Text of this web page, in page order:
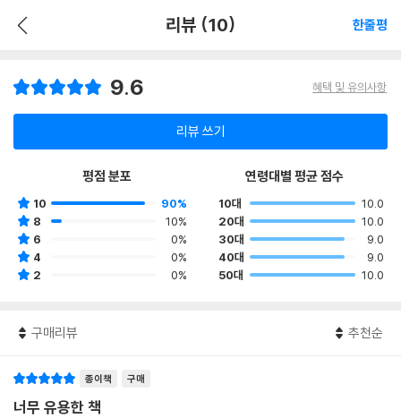
리뷰 (10) 한줄평
9.6 혜택 및 유의사항
리뷰 쓰기
평점 분포
10
90%
8
10%
6
0%
4
0%
2
0%
연령대별 평균 점수
10대
10.0
20대
10.0
30대
9.0
40대
9.0
50대
10.0
구매리뷰 추천순
종이책 구매
너무 유용한 책